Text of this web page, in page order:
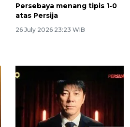
Persebaya menang tipis 1-0
atas Persija
26 July 2026 23:23 WIB